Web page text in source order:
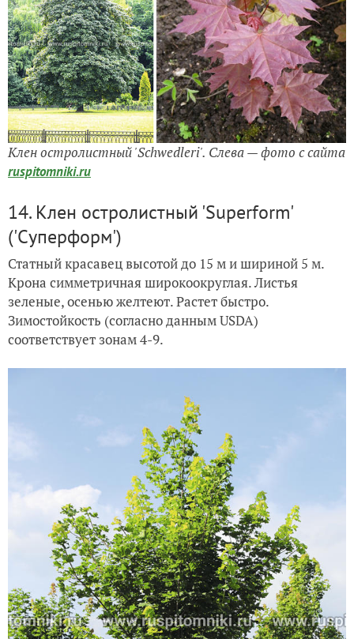
Клен остролистный 'Schwedleri'. Слева — фото с сайта
ruspitomniki.ru
14. Клен остролистный 'Superform'
('Суперформ')
Статный красавец высотой до 15 м и шириной 5 м.
Крона симметричная широкоокруглая. Листья
зеленые, осенью желтеют. Растет быстро.
Зимостойкость (согласно данным USDA)
соответствует зонам 4-9.